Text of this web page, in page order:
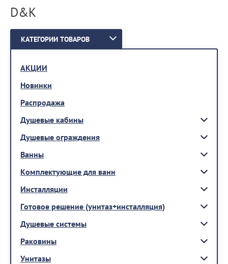
D&K
КАТЕГОРИИ ТОВАРОВ
АКЦИИ
Новинки
Распродажа
Душевые кабины
Душевые ограждения
Ванны
Комплектующие для ванн
Инсталляции
Готовое решение (унитаз+инсталляция)
Душевые системы
Раковины
Унитазы